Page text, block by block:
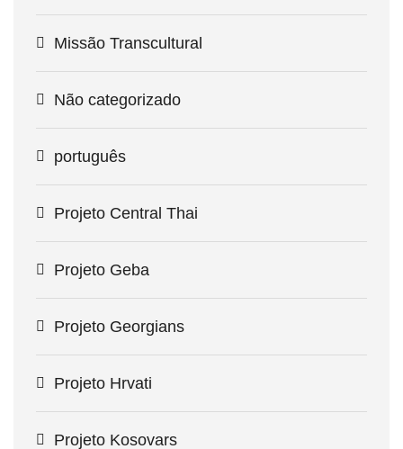
Missão Transcultural
Não categorizado
português
Projeto Central Thai
Projeto Geba
Projeto Georgians
Projeto Hrvati
Projeto Kosovars